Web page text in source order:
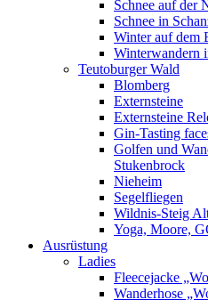
Schnee auf der
Schnee in
Winter auf dem
Winterwandern
Teutoburger Wald
Blomberg
Externsteine
Externsteine
Gin-Tasting
Golfen und
Stukenbrock
Nieheim
Segelfliegen
Wildnis-Steig
Yoga, Moore,
Ausrüstung
Ladies
Fleecejacke
Wanderhose